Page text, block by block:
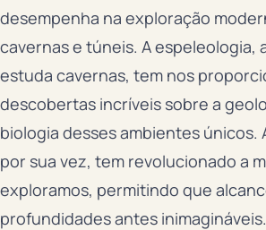
desempenha na exploração
cavernas e túneis. A espeleologia,
estuda cavernas, tem nos
descobertas incríveis sobre a
biologia desses ambientes únicos.
por sua vez, tem revolucionado a
exploramos, permitindo que
profundidades antes inimagináveis.